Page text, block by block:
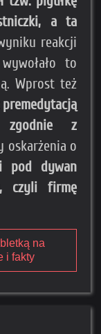
a ta
reakcji
to
Wprost też
premedytacją
zgodnie z
oskarżenia o
pod dywan
czyli firmę
na
i fakty